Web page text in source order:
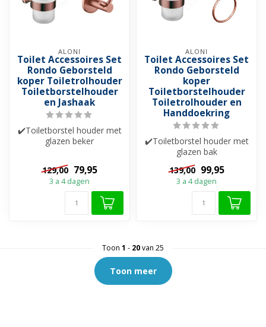
ALONI
Toilet Accessoires Set
Rondo Geborsteld
koper Toiletrolhouder
Toiletborstelhouder
en Jashaak
✔️Toiletborstel houder met
glazen beker
✔️Handdoekhaak
129,00 79,95
3 a 4 dagen
ALONI
Toilet Accessoires Set
Rondo Geborsteld
koper
Toiletborstelhouder
Toiletrolhouder en
Handdoekring
✔️Toiletborstel houder met
glazen bak
✔️ Handdoekring
✔️Toiletrol houder
139,00 99,95
3 a 4 dagen
Toon 1 - 20van 25
Toon meer